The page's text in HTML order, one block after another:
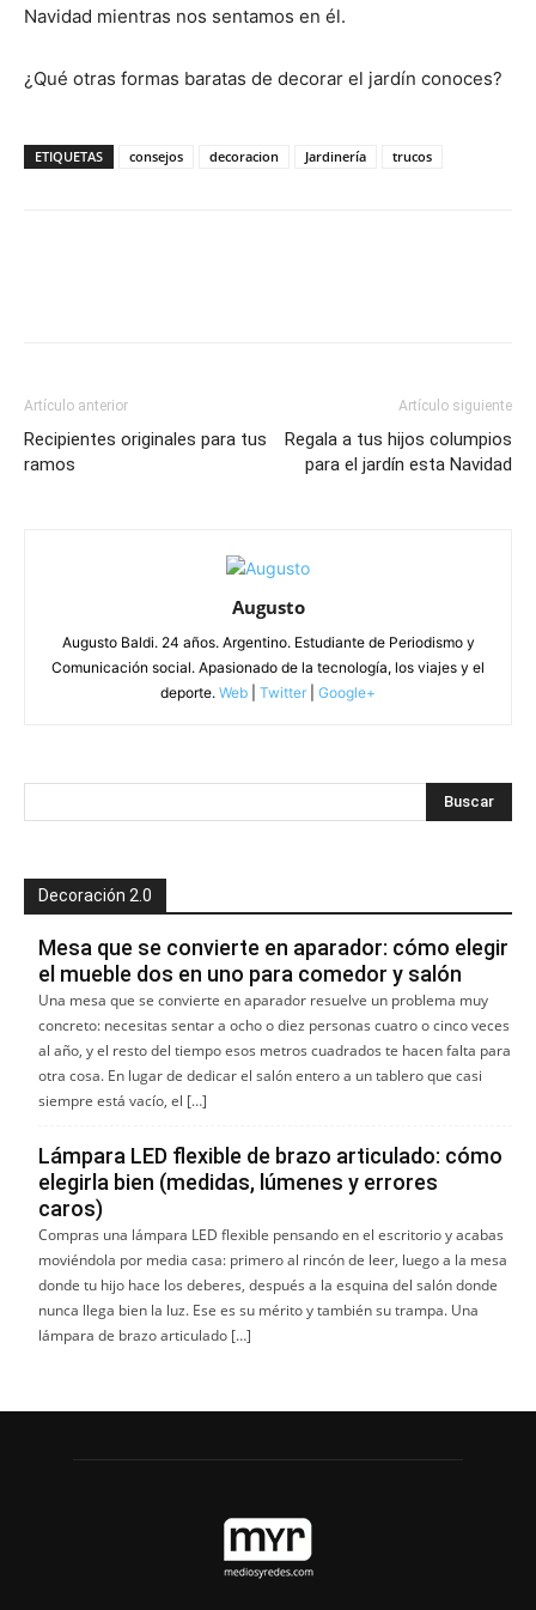
Navidad mientras nos sentamos en él.
¿Qué otras formas baratas de decorar el jardín conoces?
ETIQUETAS consejos decoracion Jardinería trucos
Artículo anterior
Recipientes originales para tus
ramos
Artículo siguiente
Regala a tus hijos columpios
para el jardín esta Navidad
Augusto
Augusto Baldi. 24 años. Argentino. Estudiante de Periodismo y
Comunicación social. Apasionado de la tecnología, los viajes y el
deporte. Web Twitter Google+
Decoración 2.0
Mesa que se convierte en aparador: cómo elegir
el mueble dos en uno para comedor y salón
Una mesa que se convierte en aparador resuelve un problema muy
concreto: necesitas sentar a ocho o diez personas cuatro o cinco veces
al año, y el resto del tiempo esos metros cuadrados te hacen falta para
otra cosa. En lugar de dedicar el salón entero a un tablero que casi
siempre está vacío, el […]
Lámpara LED flexible de brazo articulado: cómo
elegirla bien (medidas, lúmenes y errores
caros)
Compras una lámpara LED flexible pensando en el escritorio y acabas
moviéndola por media casa: primero al rincón de leer, luego a la mesa
donde tu hijo hace los deberes, después a la esquina del salón donde
nunca llega bien la luz. Ese es su mérito y también su trampa. Una
lámpara de brazo articulado […]